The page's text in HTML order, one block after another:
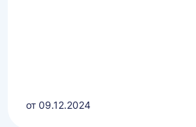
от 09.12.2024